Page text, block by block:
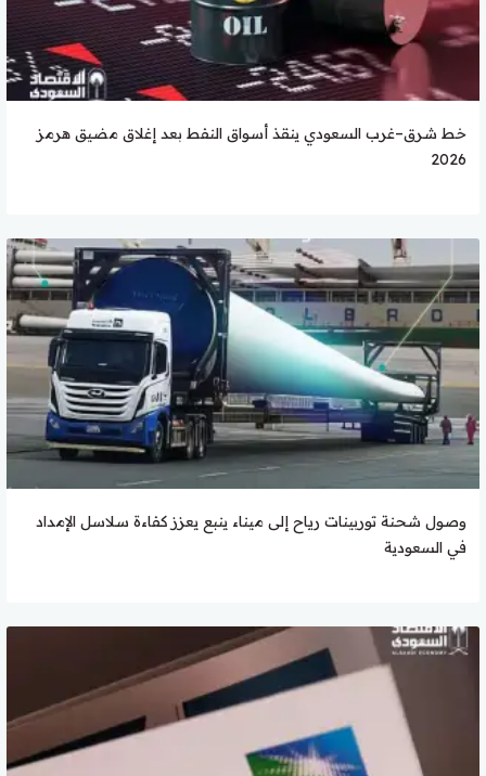
خط شرق–غرب السعودي ينقذ أسواق النفط بعد إغلاق مضيق هرمز
2026
وصول شحنة توربينات رياح إلى ميناء ينبع يعزز كفاءة سلاسل الإمداد
في السعودية